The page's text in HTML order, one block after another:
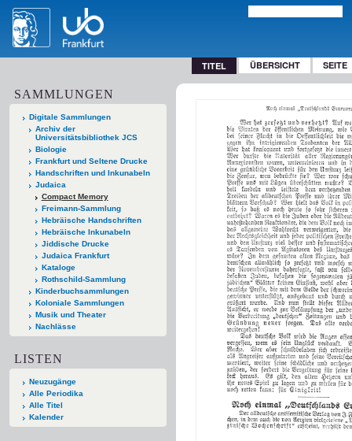
TITEL ÜBERSICHT SEITE
SAMMLUNGEN
Digitale Sammlungen
Archiv der
Universitätsbibliothek JCS
Biologie
Frankfurt und Seltene Drucke
Handschriften und Inkunabeln
Judaica
Compact Memory
Freimann-Sammlung
Hebräische Handschriften
Hebräische Inkunabeln
Jiddische Drucke
Judaica Frankfurt
Kataloge
Rothschild-Sammlung
Kinderbuchsammlungen
Koloniale Sammlungen
Musik und Theater
Nachlässe
LISTEN
Neuzugänge
Alle Periodika
Alle Titel
Kalender